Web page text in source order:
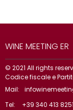
WINE MEETING ER
© 2021 All rights
Codice fiscale e
Mail:
Tel:
+39 340 413 8251